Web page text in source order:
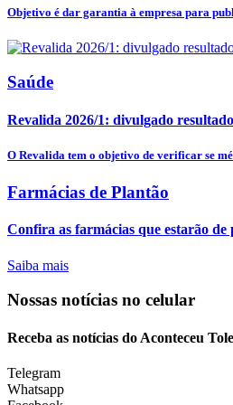
Objetivo é dar garantia à empresa para
Saúde
Revalida 2026/1: divulgado
O Revalida tem o objetivo de verificar se
Farmácias de Plantão
Confira as farmácias que estarão de
Saiba mais
Nossas notícias no celular
Receba as notícias do Aconteceu
Telegram
Whatsapp